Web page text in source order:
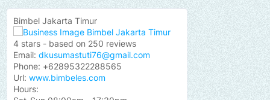
Bimbel Jakarta Timur
4 stars - based on 250 reviews
Email: dkusumastuti76@gmail.com
Phone: +62895322288565
Url: www.bimbeles.com
Hours: